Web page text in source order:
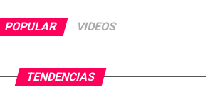
POPULAR VIDEOS
TENDENCIAS